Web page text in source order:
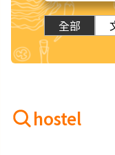
全部
hostel